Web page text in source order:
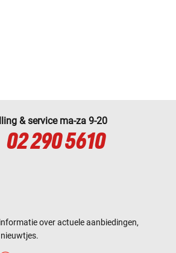
& service ma-za 9-20
02 290 5610
over actuele aanbiedingen,